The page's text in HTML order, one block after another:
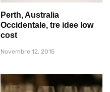
Perth, Australia
Occidentale, tre idee low
cost
Novembre 12, 2015